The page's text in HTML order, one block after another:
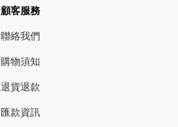
顧客服務
聯絡我們
購物須知
退貨退款
匯款資訊